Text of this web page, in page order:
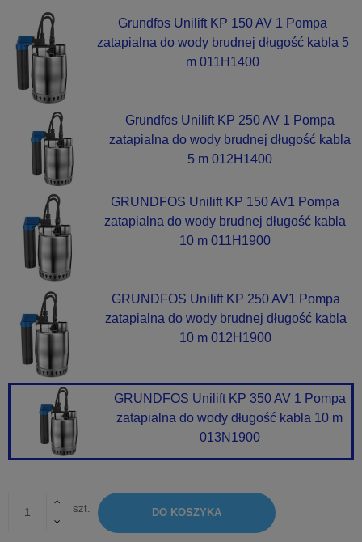
Grundfos Unilift KP 150 AV 1 Pompa
zatapialna do wody brudnej długość kabla 5
m 011H1400
Grundfos Unilift KP 250 AV 1 Pompa
zatapialna do wody brudnej długość kabla
5 m 012H1400
GRUNDFOS Unilift KP 150 AV1 Pompa
zatapialna do wody brudnej długość kabla
10 m 011H1900
GRUNDFOS Unilift KP 250 AV1 Pompa
zatapialna do wody brudnej długość kabla
10 m 012H1900
GRUNDFOS Unilift KP 350 AV 1 Pompa
zatapialna do wody długość kabla 10 m
013N1900
szt. DO KOSZYKA